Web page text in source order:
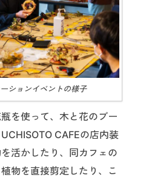
ションイベントの様子
を使って、木と花のブー
CAFEの店内装
活かしたり、同カフェの
物を直接剪定したり、こ